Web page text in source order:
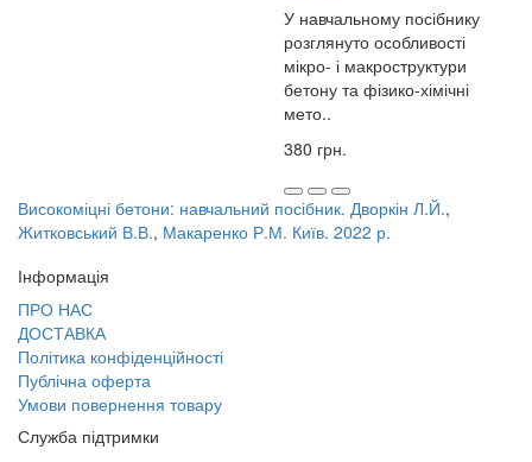
У навчальному посібнику
розглянуто особливості
мікро- і макроструктури
бетону та фізико-хімічні
мето..
380 грн.
Високоміцні бетони: навчальний посібник. Дворкін Л.Й.,
Житковський В.В., Макаренко Р.М. Київ. 2022 р.
Інформація
ПРО НАС
ДОСТАВКА
Політика конфіденційності
Публічна оферта
Умови повернення товару
Служба підтримки